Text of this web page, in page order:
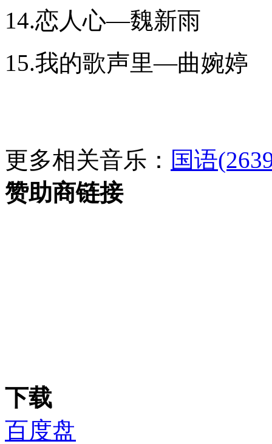
14.恋人心—魏新雨
15.我的歌声里—曲婉婷
更多相关音乐： 国语
赞助商链接
下载
百度盘